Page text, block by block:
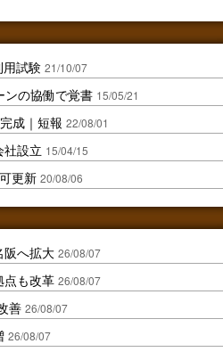
試験 21/10/07
ンの協働で覚書 15/05/21
成｜短報 22/08/01
設立 15/04/15
更新 20/08/06
阪へ拡大 26/08/07
も改革 26/08/07
善 26/08/07
26/08/07